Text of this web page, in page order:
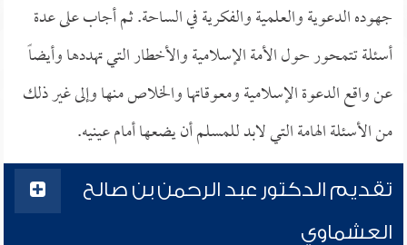
جهوده الدعوية والعلمية والفكرية في الساحة. ثم أجاب على عدة
أسئلة تتمحور حول الأمة الإسلامية والأخطار التي تهددها وأيضاً
عن واقع الدعوة الإسلامية ومعوقاتها والخلاص منها وإلى غير ذلك
من الأسئلة الهامة التي لابد للمسلم أن يضعها أمام عينيه.
تقديم الدكتور عبد الرحمن بن صالح
العشماوي